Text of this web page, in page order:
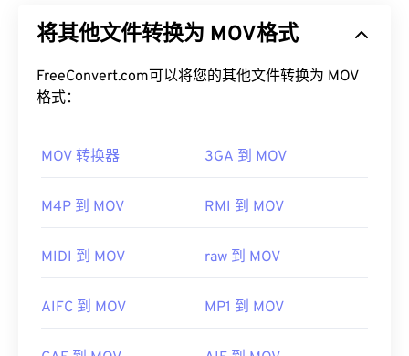
媒体文件保存到用户设备而闻名。其显著特点之一是
件进行高度精准的编辑。
默认情况下，MOV 文件使用QuickTime
Windows Media Player
打开，但较新版本的播放器无
请使用VLC Media Player
，该播放器支持多种平
请注意，另外两种文件类型也使用 MOV 扩展名。它
将其他文件转换为 MOV格式
FreeConvert.com可以将您的其他文件转换为 MOV
格式：
MOV 转换器 3GA 到 MOV
M4P 到 MOV RMI 到 MOV
MIDI 到 MOV raw 到 MOV
AIFC 到 MOV MP1 到 MOV